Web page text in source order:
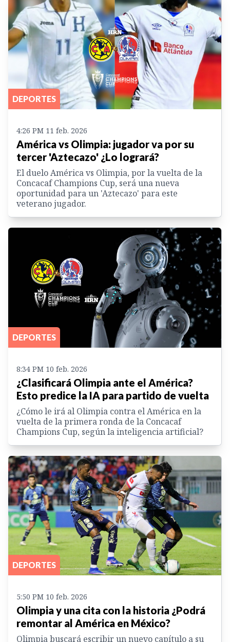
DEPORTES
4:26 PM 11 feb. 2026
América vs Olimpia: jugador va por su
tercer 'Aztecazo' ¿Lo logrará?
El duelo América vs Olimpia, por la vuelta de la
Concacaf Champions Cup, será una nueva
oportunidad para un 'Aztecazo' para este
veterano jugador.
DEPORTES
8:34 PM 10 feb. 2026
¿Clasificará Olimpia ante el América?
Esto predice la IA para partido de vuelta
¿Cómo le irá al Olimpia contra el América en la
vuelta de la primera ronda de la Concacaf
Champions Cup, según la inteligencia artificial?
DEPORTES
5:50 PM 10 feb. 2026
Olimpia y una cita con la historia ¿Podrá
remontar al América en México?
Olimpia buscará escribir un nuevo capítulo a su